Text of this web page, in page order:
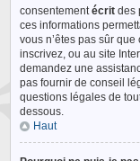
consentementécrit des
ces informations
vous n’êtes pas sûr
inscrivez, ou au site
demandez une
pas fournir de conseil
questions légales de
dessous.
Haut